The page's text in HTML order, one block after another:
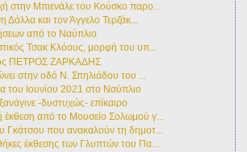
στην Μπιενάλε του Κούσκο παρο...
Δάλλα και τον Άγγελο Τερζάκ...
από το Ναύπλιο
Τσακ Κλόους, μορφή του υπ...
ΠΕΤΡΟΣ ΖΑΡΚΑΔΗΣ
στην οδό Ν. Σπηλιάδου του ...
του Ιουνίου 2021 στο Ναύπλιο
-δυστυχώς- επίκαιρο
από το Μουσείο Σολωμού γ...
Γκάτσου που ανακαλούν τη δημοτ...
έκθεσης των Γλυπτών του Πα...